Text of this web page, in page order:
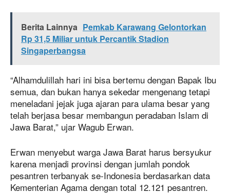
Berita Lainnya Pemkab Karawang Gelontorkan
Rp 31,5 Miliar untuk Percantik Stadion
Singaperbangsa
“Alhamdulillah hari ini bisa bertemu dengan Bapak Ibu
semua, dan bukan hanya sekedar mengenang tetapi
meneladani jejak juga ajaran para ulama besar yang
telah berjasa besar membangun peradaban Islam di
Jawa Barat,” ujar Wagub Erwan.
Erwan menyebut warga Jawa Barat harus bersyukur
karena menjadi provinsi dengan jumlah pondok
pesantren terbanyak se-Indonesia berdasarkan data
Kementerian Agama dengan total 12.121 pesantren.